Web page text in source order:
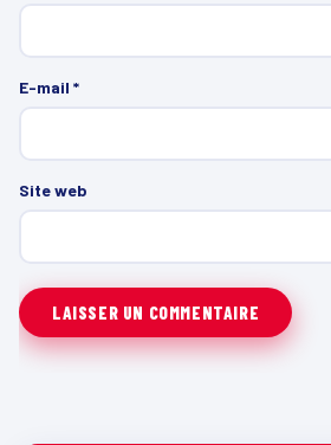
E-mail *
Site web